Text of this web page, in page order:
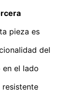
pieza es
del
el lado